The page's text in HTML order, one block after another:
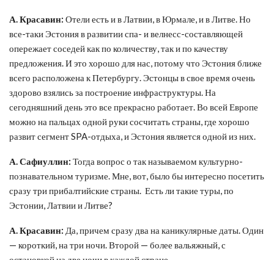
А. Красавин: Отели есть и в Латвии, в Юрмале, и в Литве. Но
все-таки Эстония в развитии спа- и велнесс-составляющей
опережает соседей как по количеству, так и по качеству
предложения. И это хорошо для нас, потому что Эстония ближе
всего расположена к Петербургу. Эстонцы в свое время очень
здорово взялись за построение инфраструктуры. На
сегодняшний день это все прекрасно работает. Во всей Европе
можно на пальцах одной руки сосчитать страны, где хорошо
развит сегмент SPA-отдыха, и Эстония является одной из них.
А. Сафиуллин: Тогда вопрос о так называемом культурно-
познавательном туризме. Мне, вот, было бы интересно посетить
сразу три прибалтийские страны. Есть ли такие туры, по
Эстонии, Латвии и Литве?
А. Красавин: Да, причем сразу два на каникулярные даты. Один
— короткий, на три ночи. Второй — более вальяжный, с